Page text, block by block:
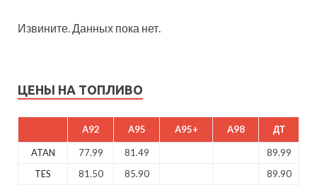
Извините. Данных пока нет.
ЦЕНЫ НА ТОПЛИВО
A92 A95 A95+ A98 ДТ
ATAN 77.99 81.49
89.99
TES
81.50 85.90
89.90